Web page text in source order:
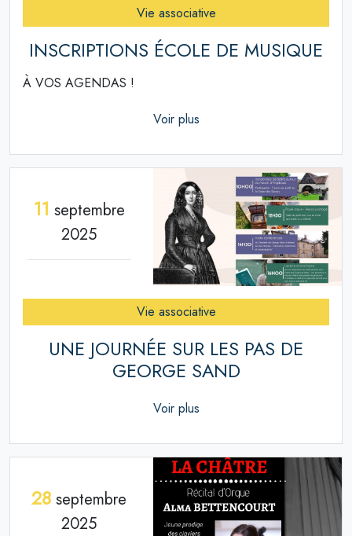
Vie associative
INSCRIPTIONS ÉCOLE DE MUSIQUE
À VOS AGENDAS !
Voir plus
11 septembre
2025
Vie associative
UNE JOURNÉE SUR LES PAS DE
GEORGE SAND
Voir plus
28 septembre
2025